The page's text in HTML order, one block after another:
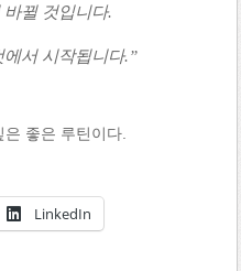
뀔 것입니다.
서 시작됩니다.”
좋은 루틴이다.
LinkedIn